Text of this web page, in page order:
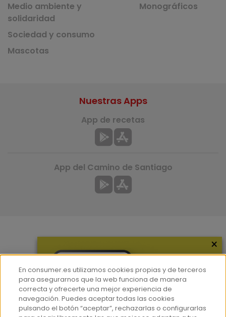
Medio ambiente y
solidaridad
Sociedad y consumo
Mascotas
Monográficos
Hemeroteca
Contacto
Prensa
Nuestras Apps
App de recetas
App del Camino de Santiago
×
En consumer.es utilizamos cookies propias y de terceros
para asegurarnos que la web funciona de manera
correcta y ofrecerte una mejor experiencia de
navegación. Puedes aceptar todas las cookies
pulsando el botón “aceptar”, rechazarlas o configurarlas